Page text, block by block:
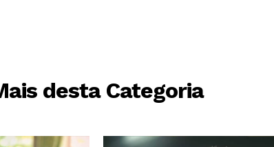
desta Categoria